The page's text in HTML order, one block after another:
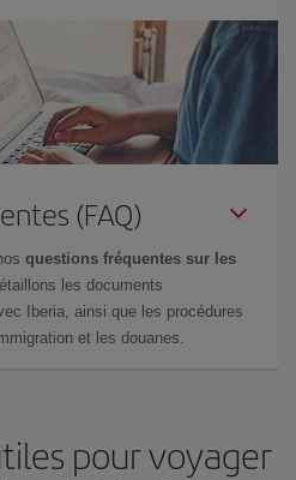
(FAQ)
questions fréquentes sur les
les documents
Iberia, ainsi que les procédures
et les douanes.
pour voyager